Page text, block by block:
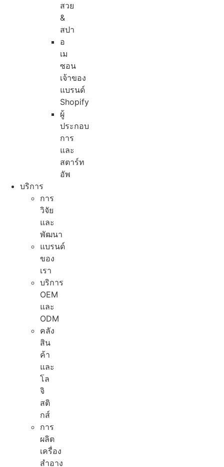
สวย
&
สปา
อ
เม
ซอน
เจ้าของ
แบรนด์
Shopify
ผู้
ประกอบ
การ
และ
สตาร์ท
อัพ
บริการ
การ
วิจัย
และ
พัฒนา
แบรนด์
ของ
เรา
บริการ
OEM
และ
ODM
คลัง
สิน
ค้า
และ
โล
จิ
สติ
กส์
การ
ผลิต
เครื่อง
สำอาง